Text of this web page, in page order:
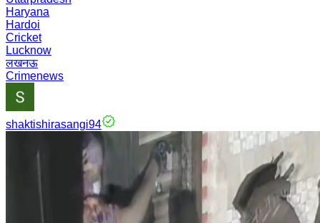
Haryana
Hardoi
Cricket
Lucknow
लखनऊ
Crimenews
shaktishirasangi94